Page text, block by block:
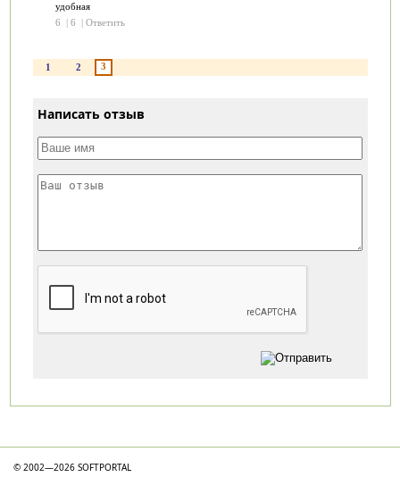
удобная
6
| 6 | Ответить
1 2 3
Написать отзыв
© 2002—2026 SOFTPORTAL